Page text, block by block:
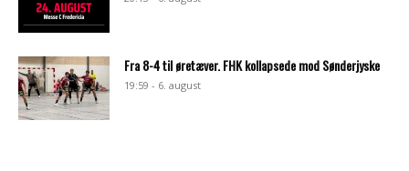
Fra 8-4 til øretæver. FHK kollapsede mod Sønderjyske
19:59 - 6. august